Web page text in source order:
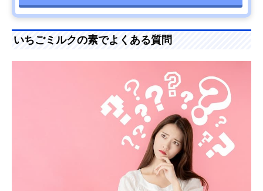
いちごミルクの素でよくある質問